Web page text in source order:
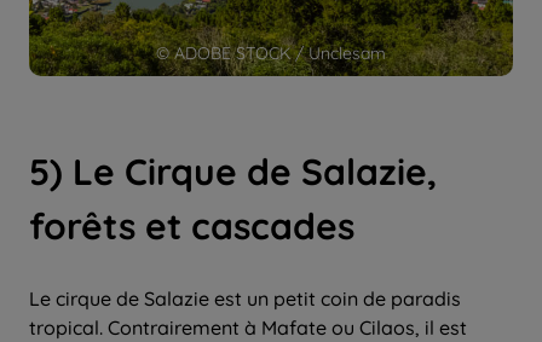
© ADOBE STOCK / Unclesam
5) Le Cirque de Salazie,
forêts et cascades
Le cirque de Salazie est un petit coin de paradis
tropical. Contrairement à Mafate ou Cilaos, il est